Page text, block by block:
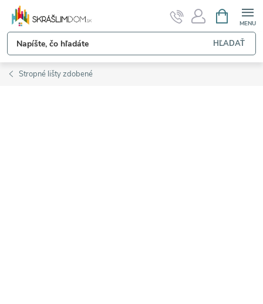
Prejsť
obsah
HĽADAŤ
KOŠÍK
Stropné lišty zdobené